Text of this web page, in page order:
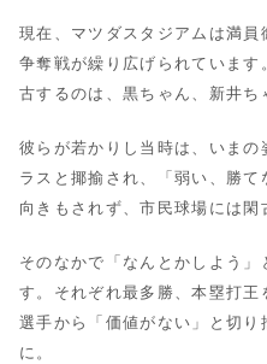
現在、マツダスタジアムは満
争奪戦が繰り広げられていま
古するのは、黒ちゃん、新井ち
彼らが若かりし当時は、いま
ラスと揶揄され、「弱い、勝
向きもされず、市民球場には閑
そのなかで「なんとかしよう
す。それぞれ最多勝、本塁打
選手から「価値がない」と切
に。